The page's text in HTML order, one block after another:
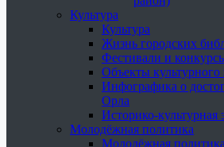
Культура
Культура
Жизнь городских
Фестивали и
Объекты культурного
Инфографика о
Орла
Историко-культурная
Молодёжная политика
Молодёжная политика